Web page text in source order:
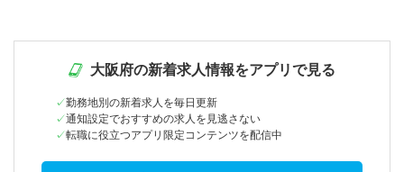
大阪府の新着求人情報をアプリで見る
勤務地別の新着求人を毎日更新
通知設定でおすすめの求人を見逃さない
転職に役立つアプリ限定コンテンツを配信中